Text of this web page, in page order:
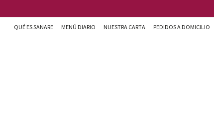
QUÉ ES SANARE MENÚ DIARIO NUESTRA CARTA PEDIDOS A DOMICILIO